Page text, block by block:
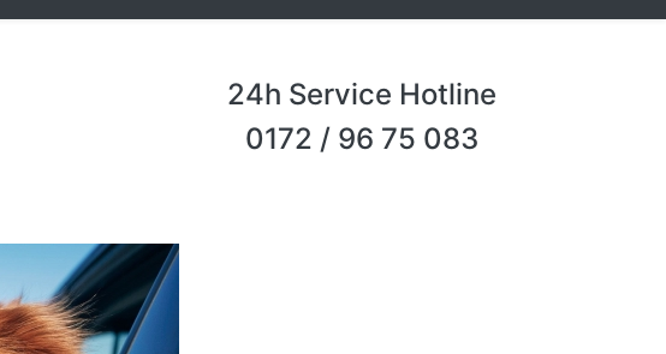
24h Service Hotline
0172 / 96 75 083